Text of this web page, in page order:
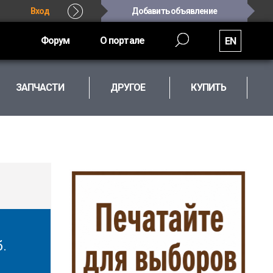
Вход Добавить объявление
Форум О портале EN
ЗАПЧАСТИ ДРУГОЕ КУПИТЬ